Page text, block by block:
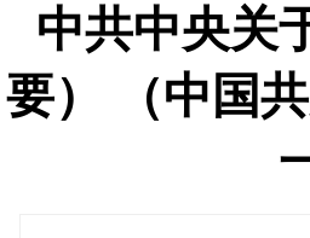
中共中央关
要） （中国